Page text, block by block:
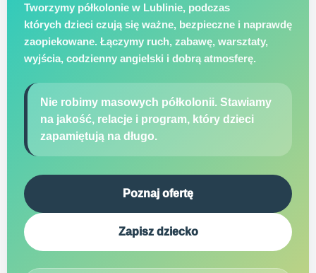
Tworzymy półkolonie w Lublinie, podczas
których dzieci czują się ważne, bezpieczne i naprawdę
zaopiekowane. Łączymy ruch, zabawę, warsztaty,
wyjścia, codzienny angielski i dobrą atmosferę.
Nie robimy masowych półkolonii. Stawiamy
na jakość, relacje i program, który dzieci
zapamiętują na długo.
Poznaj ofertę
Zapisz dziecko